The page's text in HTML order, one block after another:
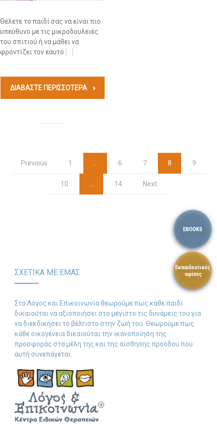
Θέλετε το παιδί σας να είναι πιο
υπεύθυνο με τις μικροδουλειές
του σπιτιού ή να μάθει να
φροντίζει τον εαυτό […]
ΔΙΑΒΆΣΤΕ ΠΕΡΙΣΣΟΤΕΡΑ
Previous 1 … 6 7 8 9
10 … 14 Next
ΣΧΕΤΙΚΑ ΜΕ ΕΜΑΣ
Στο Λόγος και Επικοινωνία θεωρούμε πως κάθε παιδί
δικαιούται να αξιοποιήσει στο μέγιστο τις δυνάμεις του για
να διεκδικήσει το βέλτιστο στην ζωή του. Θεωρούμε πως
κάθε οικογένεια δικαιούται την ικανοποίηση της
προσφοράς στα μέλη της και της αίσθησης προόδου που
αυτή συνεπάγεται.